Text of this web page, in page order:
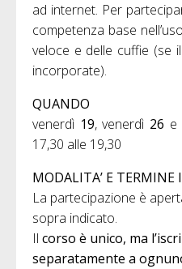
ad internet. Per
competenza base
veloce e delle cuffie (se
incorporate).
QUANDO
venerdì 19, venerdì 26 e
17,30 alle 19,30
MODALITA’ E TERMINE
La partecipazione è
sopra indicato.
Il corso è unico, ma
separatamente a